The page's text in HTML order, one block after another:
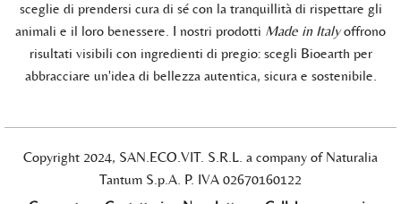
sceglie di prendersi cura di sé con la tranquillità di rispettare gli
animali e il loro benessere. I nostri prodotti Made in Italyoffrono
risultati visibili con ingredienti di pregio: scegli Bioearth per
abbracciare un'idea di bellezza autentica, sicura e sostenibile.
Copyright 2024, SAN.ECO.VIT. S.R.L. a company of Naturalia
Tantum S.p.A. P. IVA 02670160122